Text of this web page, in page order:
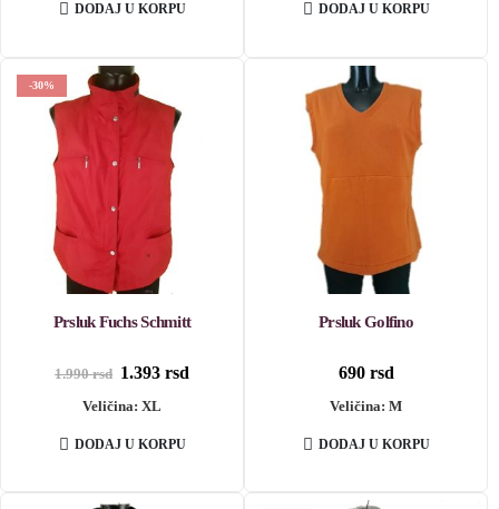
DODAJ U KORPU DODAJ U KORPU
-30%
Prsluk Fuchs Schmitt
1.990rsd Originalna
je
1.990 rsd.
1.393 rsdTrenutna
Veličina: XL
DODAJ U KORPU
Prsluk Golfino
690 rsd
Veličina: M
DODAJ U KORPU